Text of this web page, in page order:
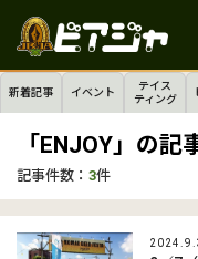
新着記事 イベント
テイス
ティング
「ENJOY」の記
記事件数： 3件